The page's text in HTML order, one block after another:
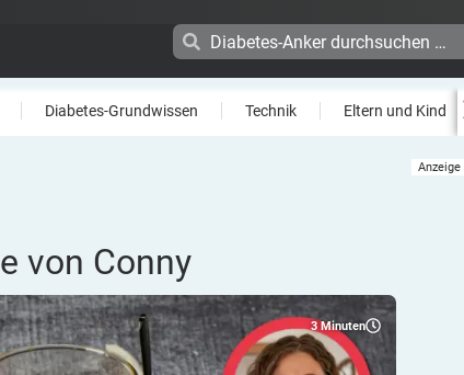
Diabetes-Grundwissen Technik Eltern und Kind
von Conny
3 Minuten